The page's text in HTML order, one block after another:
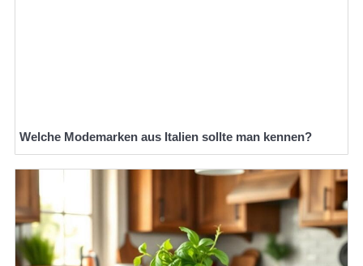
Welche Modemarken aus Italien sollte man kennen?